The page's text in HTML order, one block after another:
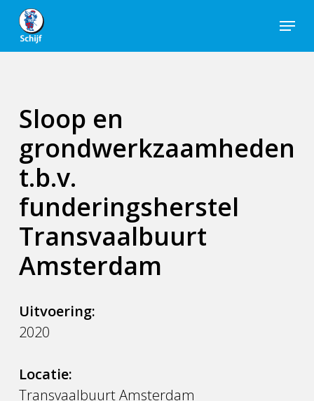
Skip
main
Menu
Sloop en
grondwerkzaamheden
t.b.v.
funderingsherstel
Transvaalbuurt
Amsterdam
Uitvoering:
2020
Locatie:
Transvaalbuurt Amsterdam